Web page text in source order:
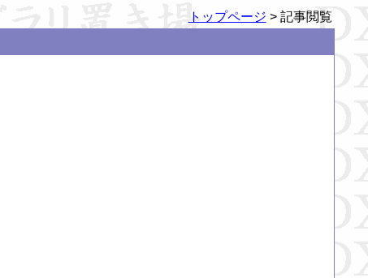
トップページ > 記事閲覧